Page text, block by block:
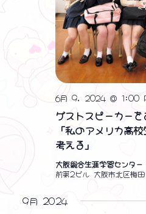
ゲストスピーカー
「私のアメリカ高
考える」
6月 9, 2024 @ 1:00
大阪総合生涯学習センター
前第2ビル 大阪市北区梅
9月 2024